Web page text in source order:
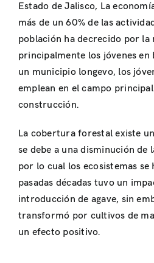
Estado de Jalisco, La
más de un 60% de las
población ha decrecido por la
principalmente los jóvenes en
un municipio longevo, los
emplean en el campo
construcción.
La cobertura forestal existe
se debe a una disminución de
por lo cual los ecosistemas se
pasadas décadas tuvo un
introducción de agave, sin
transformó por cultivos de
un efecto positivo.